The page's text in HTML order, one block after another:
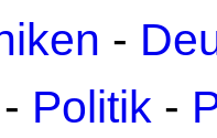
-
- Politik -